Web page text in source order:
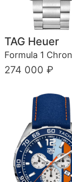
TAG Heuer
274 000 ₽